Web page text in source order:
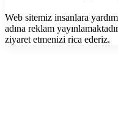
Web sitemiz insanlara
adına reklam
ziyaret etmenizi rica ederiz.